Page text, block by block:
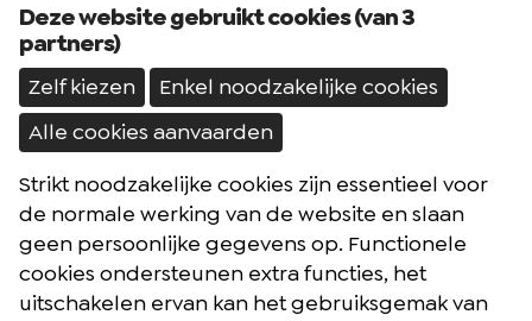
Brochures
Reisblog
Algemene voorwaarden
Deze website gebruikt cookies (van 3
partners)
Zelf kiezen
Enkel noodzakelijke cookies
Alle cookies aanvaarden
Strikt noodzakelijke cookies zijn essentieel voor
de normale werking van de website en slaan
geen persoonlijke gegevens op. Functionele
cookies ondersteunen extra functies, het
uitschakelen ervan kan het gebruiksgemak van